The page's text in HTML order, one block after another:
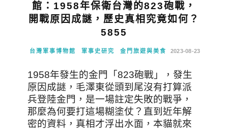
館：1958年保衛台灣的823砲戰，
開戰原因成謎，歷史真相究竟如何？
5855
台灣軍事博物館 軍事史研究 金門旅遊與美食 2023-08-23
1958年發生的金門「823砲戰」，發生
原因成謎，毛澤東從頭到尾沒有打算派
兵登陸金門，是一場註定失敗的戰爭，
那麼為何要打這場糊塗仗？直到近年解
密的資料，真相才浮出水面，本貓就來